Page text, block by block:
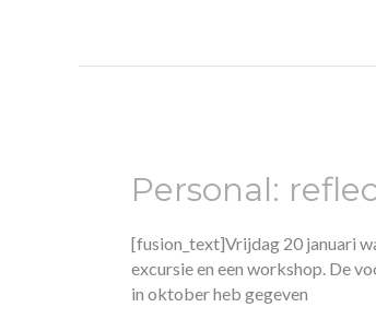
Personal:
[fusion_text]Vrijdag 20 januari
excursie en een workshop. De
in oktober heb gegeven
op
de
en
excursie
van